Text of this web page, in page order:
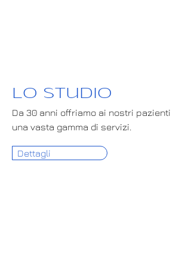
Lo studio
Da 30 anni offriamo ai nostri pazienti
una vasta gamma di servizi.
Dettagli